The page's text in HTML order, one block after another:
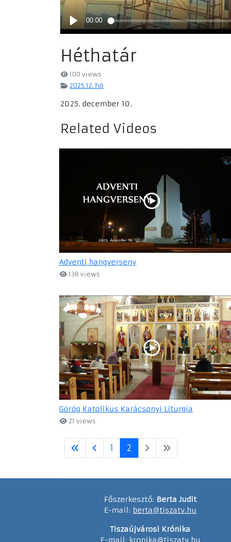
Héthatár
100 views
2025.12. hó
2025. december 10.
Related Videos
Adventi hangverseny
138 views
Görög Katolikus Karácsonyi Liturgia
21 views
1 2
Főszerkesztő: Berta Judit
E-mail: berta@tiszatv.hu
Tiszaújvárosi Krónika
E-mail: kronika@tiszatv.hu